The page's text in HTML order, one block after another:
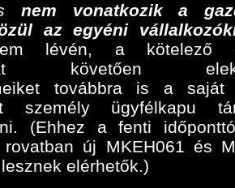
nem vonatkozik a
az egyéni
lévén, a kötelező
követően
továbbra is a
személy ügyfélkapu
(Ehhez a fenti
rovatban új MKEH061 és
elérhetők.)